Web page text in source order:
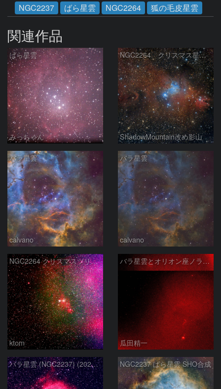
NGC2237
ばら星雲 NGC2264 狐の毛皮星雲
関連作品
ばら星雲
みっちゃん
NGC2264 クリスマス星団等
ShadowMountain改め影山
バラ星雲
calvano
バラ星雲
calvano
NGC2264 クリスマスツリー星団周辺 2026-4-2
ktom
バラ星雲とオリオン座ノラマ50mm
瓜田精一
バラ星雲 (NGC2237) (2026/02/15他2夜) NGC2237 ばら星雲 SHO合成